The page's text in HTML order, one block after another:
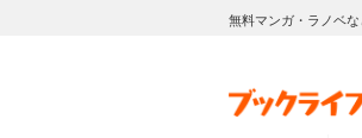
無料マンガ・ラノベ